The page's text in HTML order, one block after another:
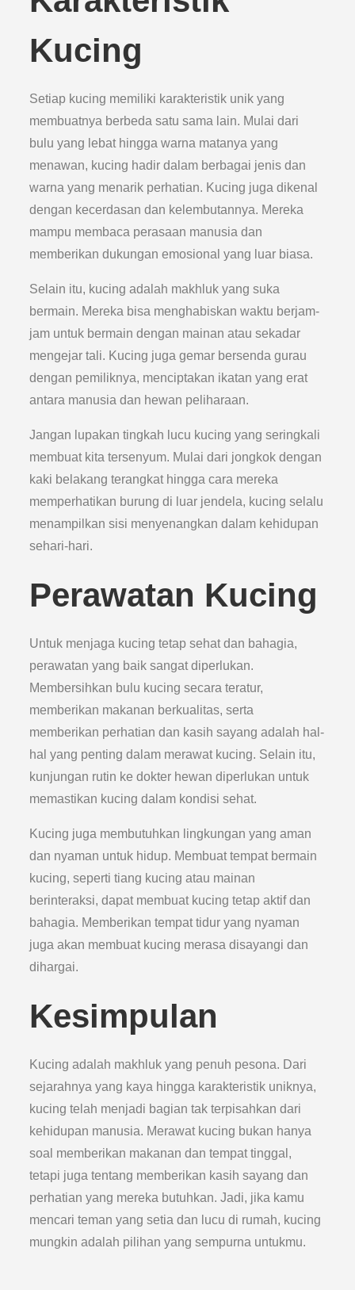
Kucing
Setiap kucing memiliki karakteristik unik yang
membuatnya berbeda satu sama lain. Mulai dari
bulu yang lebat hingga warna matanya yang
menawan, kucing hadir dalam berbagai jenis dan
warna yang menarik perhatian. Kucing juga dikenal
dengan kecerdasan dan kelembutannya. Mereka
mampu membaca perasaan manusia dan
memberikan dukungan emosional yang luar biasa.
Selain itu, kucing adalah makhluk yang suka
bermain. Mereka bisa menghabiskan waktu berjam-
jam untuk bermain dengan mainan atau sekadar
mengejar tali. Kucing juga gemar bersenda gurau
dengan pemiliknya, menciptakan ikatan yang erat
antara manusia dan hewan peliharaan.
Jangan lupakan tingkah lucu kucing yang seringkali
membuat kita tersenyum. Mulai dari jongkok dengan
kaki belakang terangkat hingga cara mereka
memperhatikan burung di luar jendela, kucing selalu
menampilkan sisi menyenangkan dalam kehidupan
sehari-hari.
Perawatan Kucing
Untuk menjaga kucing tetap sehat dan bahagia,
perawatan yang baik sangat diperlukan.
Membersihkan bulu kucing secara teratur,
memberikan makanan berkualitas, serta
memberikan perhatian dan kasih sayang adalah hal-
hal yang penting dalam merawat kucing. Selain itu,
kunjungan rutin ke dokter hewan diperlukan untuk
memastikan kucing dalam kondisi sehat.
Kucing juga membutuhkan lingkungan yang aman
dan nyaman untuk hidup. Membuat tempat bermain
kucing, seperti tiang kucing atau mainan
berinteraksi, dapat membuat kucing tetap aktif dan
bahagia. Memberikan tempat tidur yang nyaman
juga akan membuat kucing merasa disayangi dan
dihargai.
Kesimpulan
Kucing adalah makhluk yang penuh pesona. Dari
sejarahnya yang kaya hingga karakteristik uniknya,
kucing telah menjadi bagian tak terpisahkan dari
kehidupan manusia. Merawat kucing bukan hanya
soal memberikan makanan dan tempat tinggal,
tetapi juga tentang memberikan kasih sayang dan
perhatian yang mereka butuhkan. Jadi, jika kamu
mencari teman yang setia dan lucu di rumah, kucing
mungkin adalah pilihan yang sempurna untukmu.